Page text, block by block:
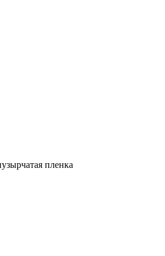
пленка